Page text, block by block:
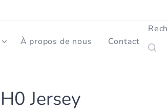
À propos de nous Contact
H0 Jersey